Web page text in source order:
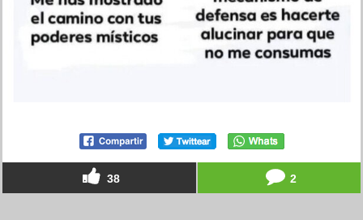
38 2